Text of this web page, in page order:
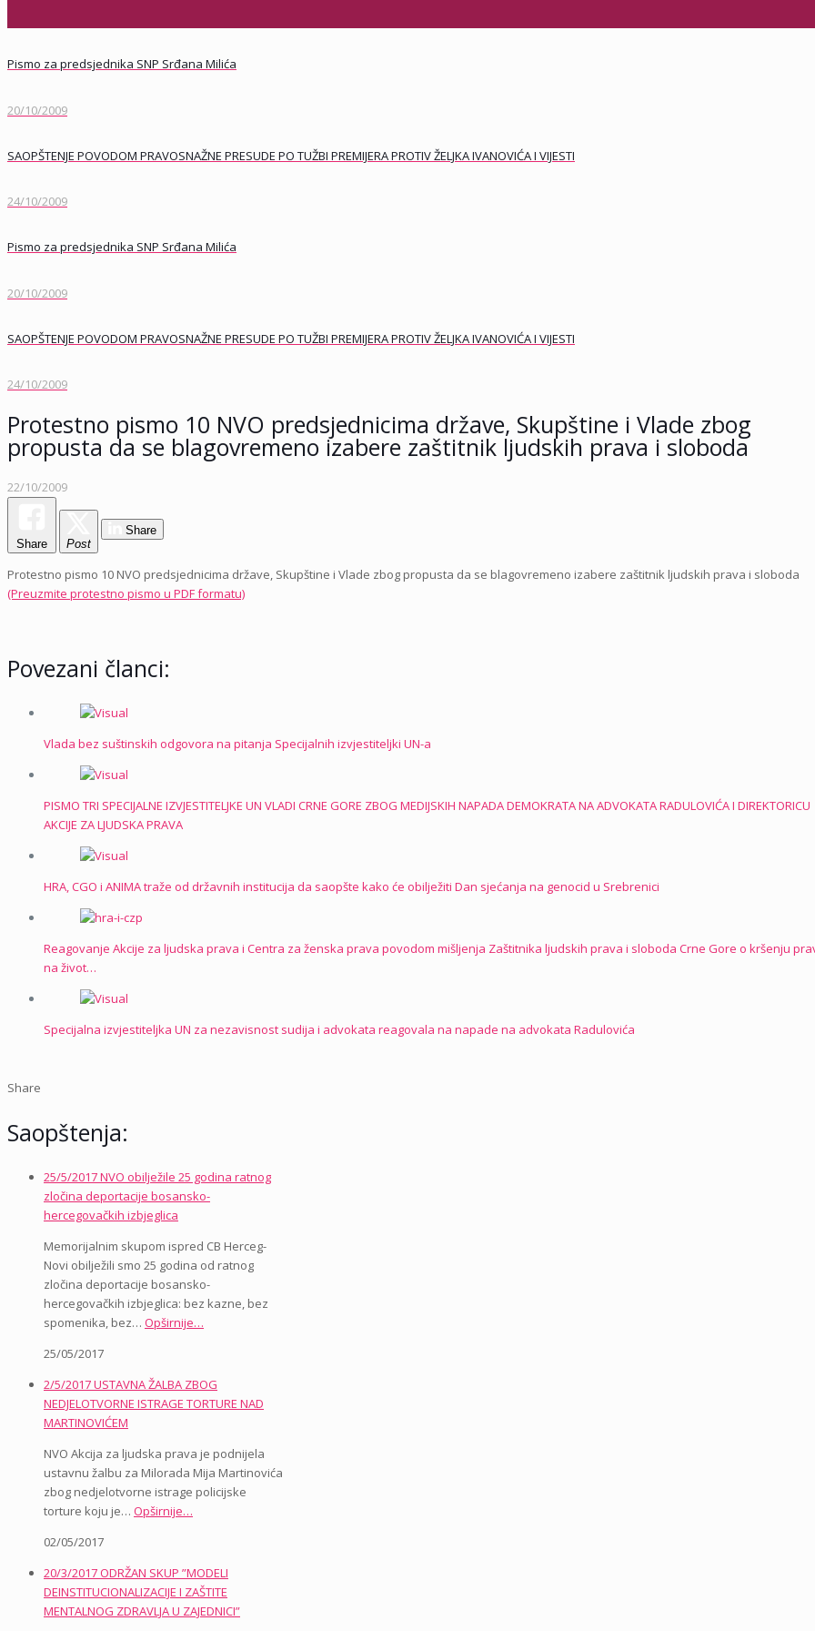
Pismo za predsjednika SNP Srđana Milića
20/10/2009
SAOPŠTENJE POVODOM PRAVOSNAŽNE PRESUDE PO TUŽBI PREMIJERA PROTIV ŽELJKA IVANOVIĆA I VIJESTI
24/10/2009
Pismo za predsjednika SNP Srđana Milića
20/10/2009
SAOPŠTENJE POVODOM PRAVOSNAŽNE PRESUDE PO TUŽBI PREMIJERA PROTIV ŽELJKA IVANOVIĆA I VIJESTI
24/10/2009
Protestno pismo 10 NVO predsjednicima države, Skupštine i Vlade zbog
propusta da se blagovremeno izabere zaštitnik ljudskih prava i sloboda
22/10/2009
Share Post
Share
Protestno pismo 10 NVO predsjednicima države, Skupštine i Vlade zbog propusta da se blagovremeno izabere zaštitnik ljudskih prava i sloboda
(Preuzmite protestno pismo u PDF formatu)
Povezani članci:
Vlada bez suštinskih odgovora na pitanja Specijalnih izvjestiteljki UN-a
PISMO TRI SPECIJALNE IZVJESTITELJKE UN VLADI CRNE GORE ZBOG MEDIJSKIH NAPADA DEMOKRATA NA ADVOKATA RADULOVIĆA I DIREKTORICU
AKCIJE ZA LJUDSKA PRAVA
HRA, CGO i ANIMA traže od državnih institucija da saopšte kako će obilježiti Dan sjećanja na genocid u Srebrenici
Reagovanje Akcije za ljudska prava i Centra za ženska prava povodom mišljenja Zaštitnika ljudskih prava i sloboda Crne Gore o kršenju
na život…
Specijalna izvjestiteljka UN za nezavisnost sudija i advokata reagovala na napade na advokata Radulovića
Share
Saopštenja:
25/5/2017 NVO obilježile 25 godina ratnog
zločina deportacije bosansko-
hercegovačkih izbjeglica
Memorijalnim skupom ispred CB Herceg-
Novi obilježili smo 25 godina od ratnog
zločina deportacije bosansko-
hercegovačkih izbjeglica: bez kazne, bez
spomenika, bez… Opširnije…
25/05/2017
2/5/2017 USTAVNA ŽALBA ZBOG
NEDJELOTVORNE ISTRAGE TORTURE NAD
MARTINOVIĆEM
NVO Akcija za ljudska prava je podnijela
ustavnu žalbu za Milorada Mija Martinovića
zbog nedjelotvorne istrage policijske
torture koju je… Opširnije…
02/05/2017
20/3/2017 ODRŽAN SKUP ”MODELI
DEINSTITUCIONALIZACIJE I ZAŠTITE
MENTALNOG ZDRAVLJA U ZAJEDNICI”